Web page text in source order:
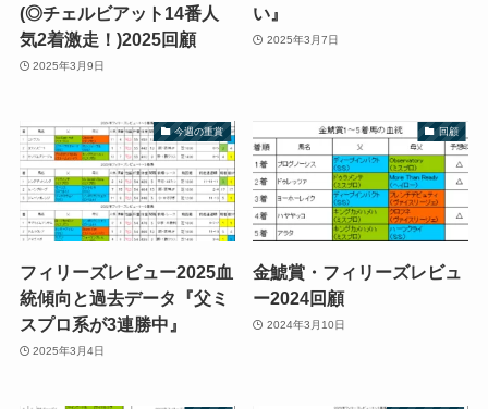
(◎チェルビアット14番人
気2着激走！)2025回顧
2025年3月9日
い』
2025年3月7日
今週の重賞
フィリーズレビュー2025血
統傾向と過去データ『父ミ
スプロ系が3連勝中』
2025年3月4日
回顧
金鯱賞・フィリーズレビュ
ー2024回顧
2024年3月10日